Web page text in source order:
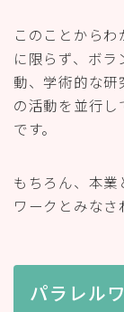
このことから
に限らず、ボ
動、学術的な
の活動を並行
です。
もちろん、本
ワークとみなさ
パラレル